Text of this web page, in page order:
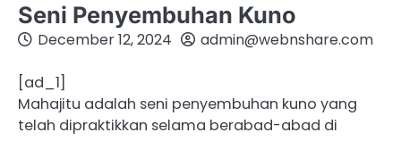
Seni Penyembuhan Kuno
December 12, 2024 admin@webnshare.com
[ad_1]
Mahajitu adalah seni penyembuhan kuno yang
telah dipraktikkan selama berabad-abad di